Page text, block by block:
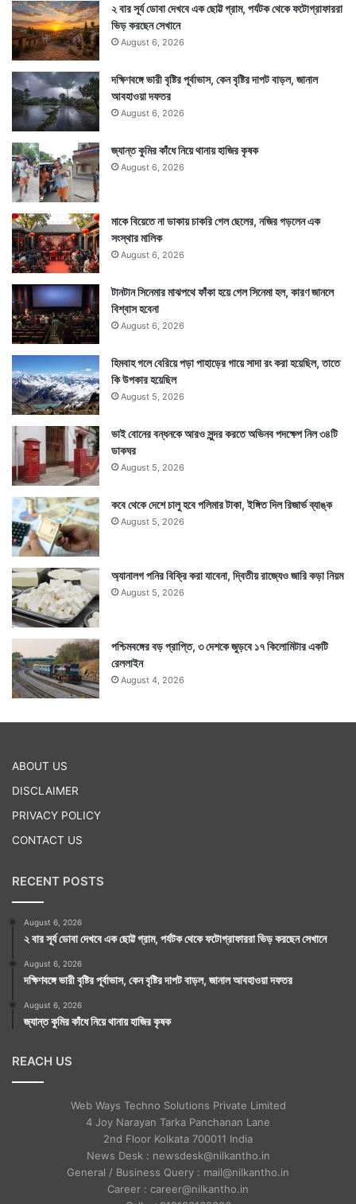
২ বার সূর্য ডোবা দেখবে এক ছোট্ট গ্রাম, পর্যটক থেকে ফটোগ্রাফাররা
ভিড় করছেন সেখানে
August 6, 2026
দক্ষিণবঙ্গে ভারী বৃষ্টির পূর্বাভাস, কেন বৃষ্টির দাপট বাড়ল, জানাল
আবহাওয়া দফতর
August 6, 2026
জ্যান্ত কুমির কাঁধে নিয়ে থানায় হাজির কৃষক
August 6, 2026
মাকে বিয়েতে না ডাকায় চাকরি গেল ছেলের, নজির গড়লেন এক
সংস্থার মালিক
August 6, 2026
টানটান সিনেমার মাঝপথে ফাঁকা হয়ে গেল সিনেমা হল, কারণ জানলে
বিশ্বাস হবেনা
August 6, 2026
হিমবাহ গলে বেরিয়ে পড়া পাহাড়ের গায়ে সাদা রং করা হয়েছিল, তাতে
কি উপকার হয়েছিল
August 5, 2026
ভাই বোনের বন্ধনকে আরও সুন্দর করতে অভিনব পদক্ষেপ নিল ৩৪টি
ডাকঘর
August 5, 2026
কবে থেকে দেশে চালু হবে পলিমার টাকা, ইঙ্গিত দিল রিজার্ভ ব্যাঙ্ক
August 5, 2026
অ্যানালগ পনির বিক্রি করা যাবেনা, দ্বিতীয় রাজ্যেও জারি কড়া নিয়ম
August 5, 2026
পশ্চিমবঙ্গের বড় প্রাপ্তি, ৩ দেশকে জুড়বে ১৭ কিলোমিটার একটি
রেললাইন
August 4, 2026
ABOUT US
DISCLAIMER
PRIVACY POLICY
CONTACT US
RECENT POSTS
August 6, 2026
২ বার সূর্য ডোবা দেখবে এক ছোট্ট গ্রাম, পর্যটক থেকে ফটোগ্রাফাররা ভিড় করছেন সেখানে
August 6, 2026
দক্ষিণবঙ্গে ভারী বৃষ্টির পূর্বাভাস, কেন বৃষ্টির দাপট বাড়ল, জানাল আবহাওয়া দফতর
August 6, 2026
জ্যান্ত কুমির কাঁধে নিয়ে থানায় হাজির কৃষক
REACH US
Web Ways Techno Solutions Private Limited
4 Joy Narayan Tarka Panchanan Lane
2nd Floor Kolkata 700011 India
News Desk : newsdesk@nilkantho.in
General / Business Query : mail@nilkantho.in
Career : career@nilkantho.in